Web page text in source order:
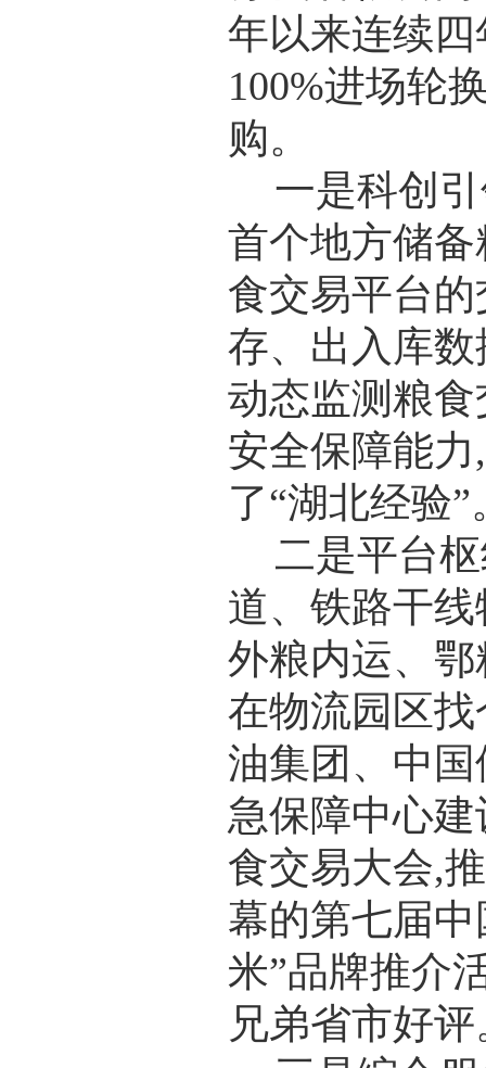
年以来连续
100%进场轮
购。
一是科创
首个地方储
食交易平台
存、出入库
动态监测粮
安全保障能
了“湖北经验”
二是平台
道、铁路干
外粮内运、
在物流园区
油集团、中
急保障中心
食交易大会,
幕的第七届
米”品牌推介
兄弟省市好评